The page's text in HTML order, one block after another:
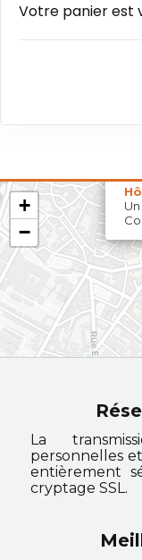
Votre panier est
+
−
La
personnelles
entièrement
cryptage SSL.